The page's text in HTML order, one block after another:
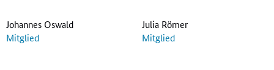
Johannes Oswald
Mitglied
Julia Römer
Mitglied